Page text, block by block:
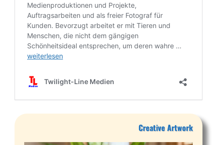
Creative Artwork